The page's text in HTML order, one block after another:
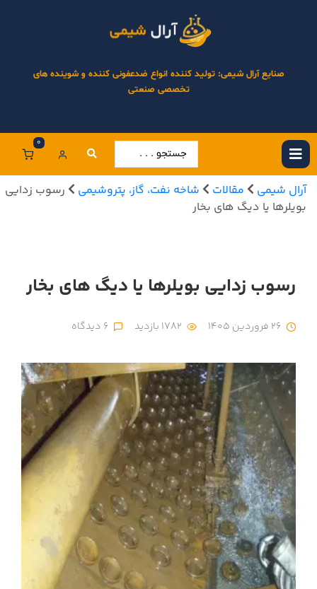
صنایع آرال شیمی: تولید کننده انواع ضدعفونی کننده و شوینده های
تخصصی صنعتی
0
آرال شیمی مقالات شاخه نفت، گاز، پتروشیمی
رسوب زدایی
بویلرها یا دیگ های بخار
رسوب زدایی بویلرها یا دیگ های بخار